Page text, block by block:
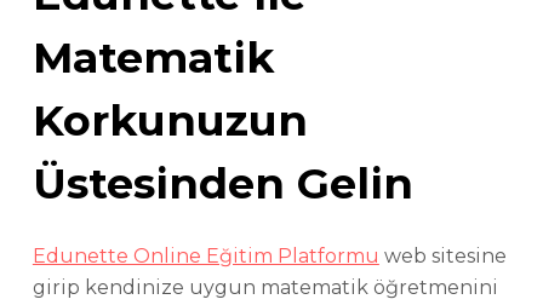
Matematik
Korkunuzun
Üstesinden Gelin
Edunette Online Eğitim Platformu web sitesine
girip kendinize uygun matematik öğretmenini